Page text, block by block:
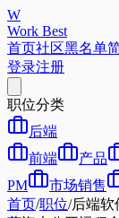
W
Work Best
首页社区黑名单
登录注册
职位分类
后端
前端
产品
PM
市场销售
首页/职位/后端软